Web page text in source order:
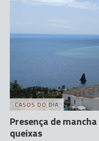
CASOS DO DIA
Presença de
queixas